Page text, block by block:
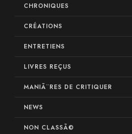
CHRONIQUES
CRÉATIONS
ENTRETIENS
LIVRES REÇUS
MANIÃ¨RES DE CRITIQUER
NEWS
NON CLASSÃ©